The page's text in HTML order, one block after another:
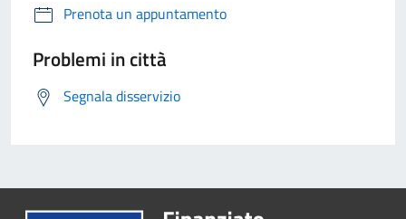
Prenota un appuntamento
Problemi in città
Segnala disservizio